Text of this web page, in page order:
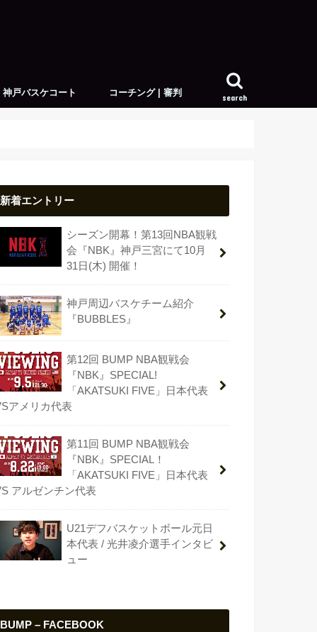
search
神戸バスケコート コーチング | 審判
新着エントリー
シーズン開幕！第13回NBA観戦
会『NBK』神戸三宮にて10月
31日(木) 開催！
神戸周辺バスケチーム紹介
『BUBBLES』
第12回 BUMP NBA観戦会
『NBK』SPECIAL!
「AKATSUKI FIVE」日本代表
アメリカ代表
第11回 BUMP NBA観戦会
『NBK』SPECIAL！
「AKATSUKI FIVE」日本代表
アルゼンチン代表
U21デフバスケットボール元日
本代表 / 光井凌介選手インタビ
ュー
BUMP – FACEBOOK